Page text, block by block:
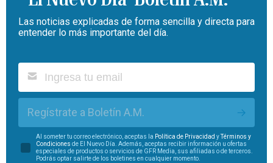
Las noticias explicadas de forma sencilla y directa para
entender lo más importante del día.
Regístrate a Boletín A.M.
Al someter tu correo electrónico, aceptas la Política de Privacidad yTérminos y
Condiciones de El Nuevo Día. Además, aceptas recibir información u ofertas
especiales de productos o servicios de GFR Media, sus afiliadas o de terceros.
Podrás optar salirte de los boletines en cualquier momento.